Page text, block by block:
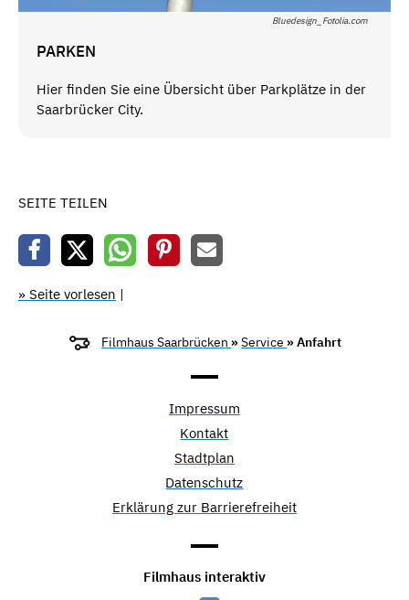
Bluedesign_Fotolia.com
PARKEN
Hier finden Sie eine Übersicht über Parkplätze in der
Saarbrücker City.
SEITE TEILEN
» Seite vorlesen |
Filmhaus Saarbrücken »Service » Anfahrt
Impressum
Kontakt
Stadtplan
Datenschutz
Erklärung zur Barrierefreiheit
Filmhaus interaktiv